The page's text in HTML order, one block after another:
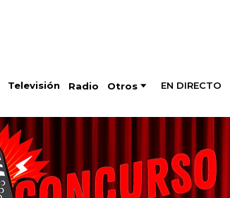
Televisión Radio Otros EN DIRECTO